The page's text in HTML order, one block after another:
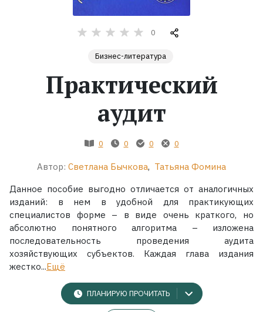
Серии
0
Бизнес-литература
Практический
аудит
0 0 0 0
Автор: Светлана Бычкова, Татьяна Фомина
Данное пособие выгодно отличается от аналогичных
изданий: в нем в удобной для практикующих
специалистов форме – в виде очень краткого, но
абсолютно понятного алгоритма – изложена
последовательность проведения аудита
хозяйствующих субъектов. Каждая глава издания
жестко...Ещё
ПЛАНИРУЮ ПРОЧИТАТЬ